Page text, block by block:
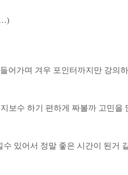
…)
어가며 겨우 포인터까지만 강의
보수 하기 편하게 짜볼까 고민을
있어서 정말 좋은 시간이 된거